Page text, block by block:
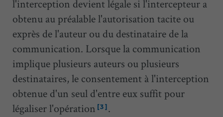
l'interception devient légale si l'intercepteur a
obtenu au préalable l'autorisation tacite ou
exprès de l'auteur ou du destinataire de la
communication. Lorsque la communication
implique plusieurs auteurs ou plusieurs
destinataires, le consentement à l'interception
obtenue d'un seul d'entre eux suffit pour
légaliser l'opération [3] .